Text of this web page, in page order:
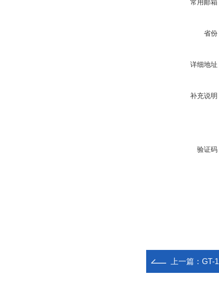
常用邮箱
省份
详细地址
补充说明
验证码
上一篇： GT-